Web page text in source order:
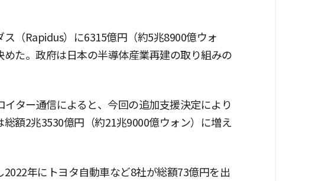
（Rapidus）に6315億円（約5兆8900億ウォ
た。政府は日本の半導体産業再建の取り組みの
ター通信によると、今回の追加支援決定により
額2兆3530億円（約21兆9000億ウォン）に増え
年にトヨタ自動車など8社が総額73億円を出